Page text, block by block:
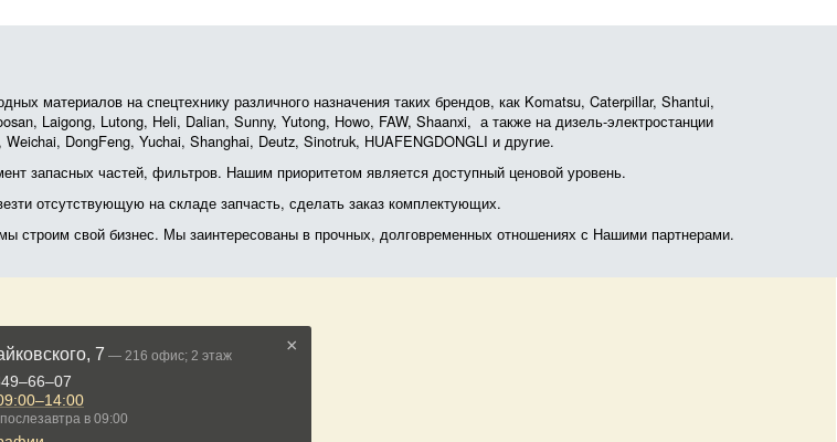
материалов на спецтехнику различного назначения таких брендов, как Komatsu, Caterpillar, Shantui,
Laigong, Lutong, Heli, Dalian, Sunny, Yutong, Howo, FAW, Shaanxi, а также на дизель-электростанции
DongFeng, Yuchai, Shanghai, Deutz, Sinotruk, HUAFENGDONGLI и другие.
запасных частей, фильтров. Нашим приоритетом является доступный ценовой уровень.
отсутствующую на складе запчасть, сделать заказ комплектующих.
строим свой бизнес. Мы заинтересованы в прочных, долговременных отношениях с Нашими партнерами.